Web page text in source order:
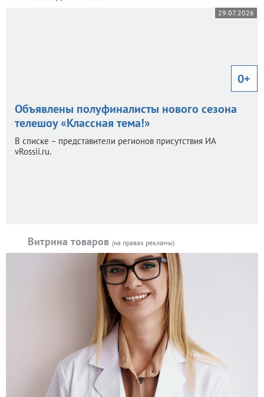
29.07.2026
0+
Объявлены полуфиналисты нового сезона
телешоу «Классная тема!»
В списке – представители регионов присутствия ИА
vRossii.ru.
Витрина товаров (на правах рекламы)